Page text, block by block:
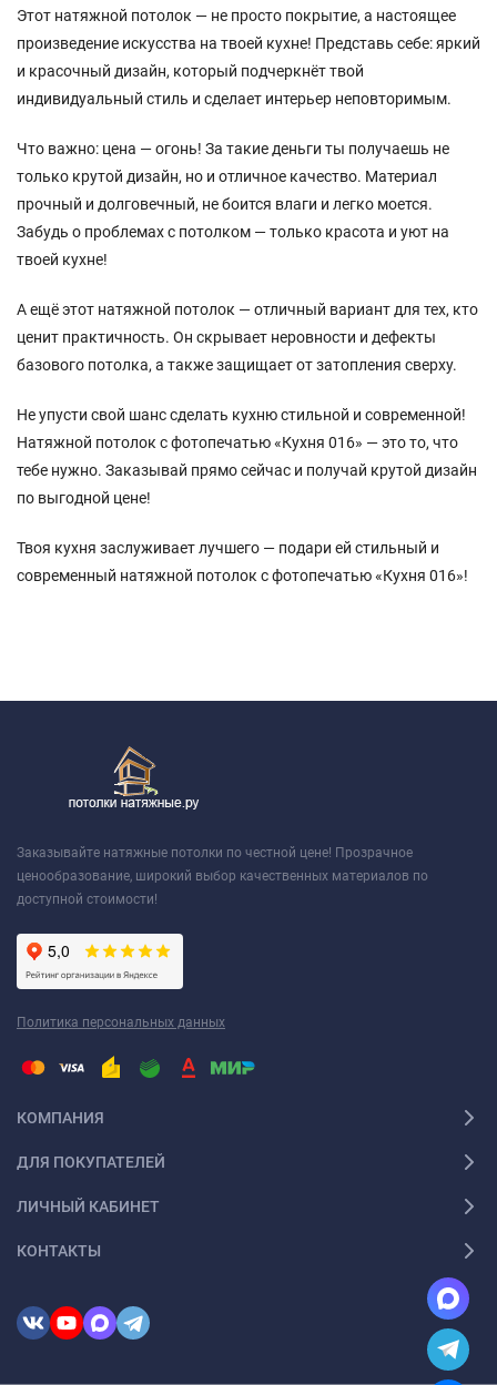
Этот натяжной потолок — не просто покрытие, а настоящее
произведение искусства на твоей кухне! Представь себе: яркий
и красочный дизайн, который подчеркнёт твой
индивидуальный стиль и сделает интерьер неповторимым.
Что важно: цена — огонь! За такие деньги ты получаешь не
только крутой дизайн, но и отличное качество. Материал
прочный и долговечный, не боится влаги и легко моется.
Забудь о проблемах с потолком — только красота и уют на
твоей кухне!
А ещё этот натяжной потолок — отличный вариант для тех, кто
ценит практичность. Он скрывает неровности и дефекты
базового потолка, а также защищает от затопления сверху.
Не упусти свой шанс сделать кухню стильной и современной!
Натяжной потолок с фотопечатью «Кухня 016» — это то, что
тебе нужно. Заказывай прямо сейчас и получай крутой дизайн
по выгодной цене!
Твоя кухня заслуживает лучшего — подари ей стильный и
современный натяжной потолок с фотопечатью «Кухня 016»!
Заказывайте натяжные потолки по честной цене! Прозрачное
ценообразование, широкий выбор качественных материалов по
доступной стоимости!
Политика персональных данных
КОМПАНИЯ
ДЛЯ ПОКУПАТЕЛЕЙ
ЛИЧНЫЙ КАБИНЕТ
КОНТАКТЫ